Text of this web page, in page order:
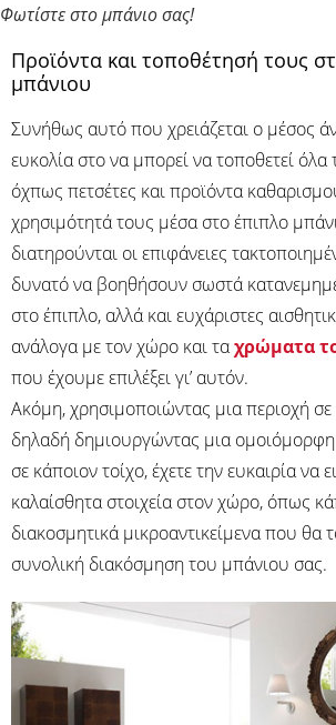
Φωτίστε στο μπάνιο σας!
Προϊόντα και τοποθέτησή τους
μπάνιου
Συνήθως αυτό που χρειάζεται ο μέσος
ευκολία στο να μπορεί να τοποθετεί
όχπως πετσέτες και προϊόντα
χρησιμότητά τους μέσα στο έπιπλο
διατηρούνται οι επιφάνειες
δυνατό να βοηθήσουν σωστά
στο έπιπλο, αλλά και ευχάριστες
ανάλογα με τον χώρο και ταχρώματα
που έχουμε επιλέξει γι’ αυτόν.
Ακόμη, χρησιμοποιώντας μια περιοχή
δηλαδή δημιουργώντας μια
σε κάποιον τοίχο, έχετε την ευκαιρία να
καλαίσθητα στοιχεία στον χώρο, όπως
διακοσμητικά μικροαντικείμενα που θα
συνολική διακόσμηση του μπάνιου σας.